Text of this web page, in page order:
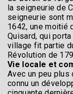
la seigneurie de
seigneurie sont
1642, une moitié
Quisard, qui
village fit partie
Révolution de
Vie locale et
Avec un peu plus
connu un